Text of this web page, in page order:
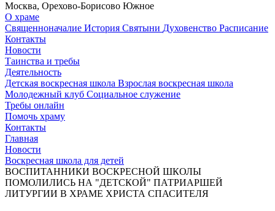
Москва, Орехово-Борисово Южное
О храме
Священноначалие История Святыни Духовенство Расписание
Контакты
Новости
Таинства и требы
Деятельность
Детская воскресная школа Взрослая воскресная школа
Молодежный клуб Социальное служение
Требы онлайн
Помочь храму
Контакты
Главная
Новости
Воскресная школа для детей
ВОСПИТАННИКИ ВОСКРЕСНОЙ ШКОЛЫ
ПОМОЛИЛИСЬ НА "ДЕТСКОЙ" ПАТРИАРШЕЙ
ЛИТУРГИИ В ХРАМЕ ХРИСТА СПАСИТЕЛЯ